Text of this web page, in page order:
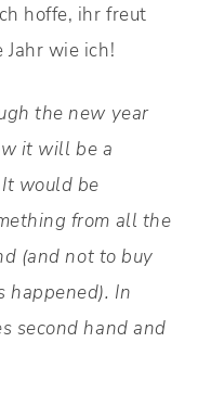
hoffe, ihr freut
Jahr wie ich!
the new year
it will be a
It would be
from all the
(and not to buy
happened). In
second hand and